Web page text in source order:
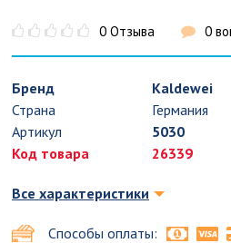
0 Отзыва 0
Бренд
Kaldewei
Страна
Германия
Артикул
5030
Код товара
26339
Все характеристики
Способы оплаты: